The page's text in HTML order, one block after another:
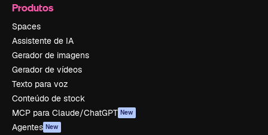
Produtos
Spaces
Assistente de IA
Gerador de imagens
Gerador de vídeos
Texto para voz
Conteúdo de stock
MCP para Claude/ChatGPT New
Agentes New